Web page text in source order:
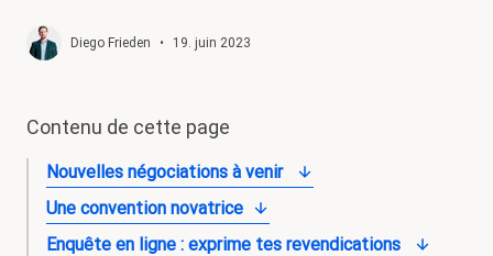
Devenir membre
Diego Frieden • 19. juin 2023
Contenu de cette page
Nouvelles négociations à venir
Une convention novatrice
Enquête en ligne : exprime tes revendications